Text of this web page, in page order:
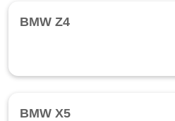
BMW Z4
BMW X5